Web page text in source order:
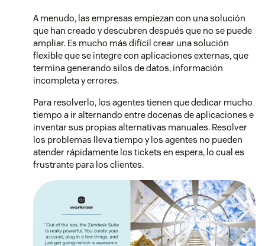
A menudo, las empresas empiezan con una solución
que han creado y descubren después que no se puede
ampliar. Es mucho más difícil crear una solución
flexible que se integre con aplicaciones externas, que
termina generando silos de datos, información
incompleta y errores.
Para resolverlo, los agentes tienen que dedicar mucho
tiempo a ir alternando entre docenas de aplicaciones e
inventar sus propias alternativas manuales. Resolver
los problemas lleva tiempo y los agentes no pueden
atender rápidamente los tickets en espera, lo cual es
frustrante para los clientes.